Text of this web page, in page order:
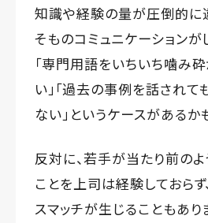
知識や経験の量が圧倒的に
そものコミュニケーションが
「専門用語をいちいち噛み
い」「過去の事例を話されて
ない」というケースがあるか
反対に、若手が当たり前の
ことを上司は経験しておら
スマッチが生じることもあり